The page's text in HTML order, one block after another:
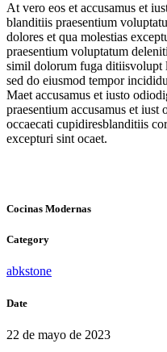
At vero eos et accusamus et
blanditiis praesentium
dolores et qua molestias
praesentium voluptatum
simil dolorum fuga ditiisvolupt
sed do eiusmod tempor
Maet accusamus et iusto
praesentium accusamus et
occaecati cupidiresblanditiis
excepturi sint ocaet.
Cocinas Modernas
Category
abkstone
Date
22 de mayo de 2023